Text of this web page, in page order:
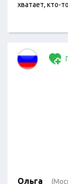
хватает, кто-
Ольга